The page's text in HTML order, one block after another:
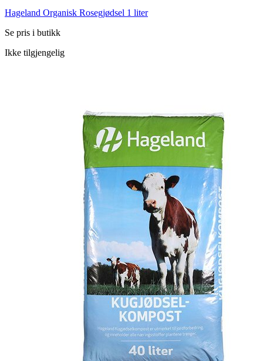
Hageland Organisk Rosegjødsel 1 liter
Se pris i butikk
Ikke tilgjengelig